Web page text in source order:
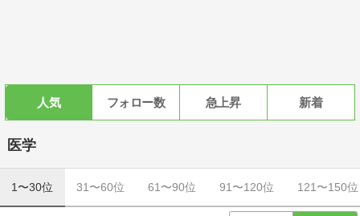
人気 フォロー数 急上昇 新着
医学
1〜30位 31〜60位 61〜90位 91〜120位 121〜150位